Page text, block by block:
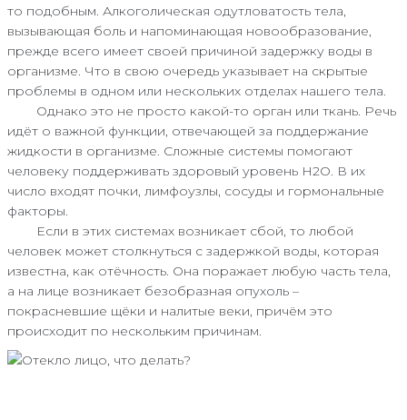
то подобным. Алкоголическая одутловатость тела,
вызывающая боль и напоминающая новообразование,
прежде всего имеет своей причиной задержку воды в
организме. Что в свою очередь указывает на скрытые
проблемы в одном или нескольких отделах нашего тела.
Однако это не просто какой-то орган или ткань. Речь
идёт о важной функции, отвечающей за поддержание
жидкости в организме. Сложные системы помогают
человеку поддерживать здоровый уровень H2O. В их
число входят почки, лимфоузлы, сосуды и гормональные
факторы.
Если в этих системах возникает сбой, то любой
человек может столкнуться с задержкой воды, которая
известна, как отёчность. Она поражает любую часть тела,
а на лице возникает безобразная опухоль –
покрасневшие щёки и налитые веки, причём это
происходит по нескольким причинам.